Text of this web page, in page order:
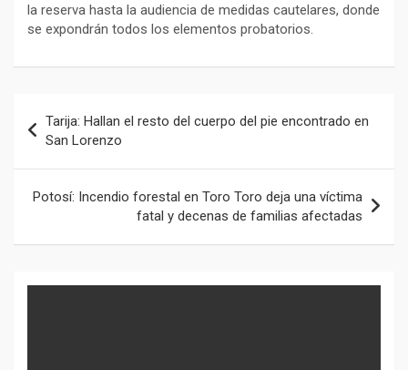
la reserva hasta la audiencia de medidas cautelares, donde
se expondrán todos los elementos probatorios.
de
entradas
Tarija: Hallan el resto del cuerpo del pie encontrado en
San Lorenzo
Potosí: Incendio forestal en Toro Toro deja una víctima
fatal y decenas de familias afectadas